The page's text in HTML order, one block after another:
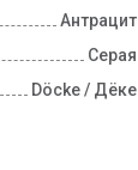
Антрацит
Серая
Döcke / Дёке